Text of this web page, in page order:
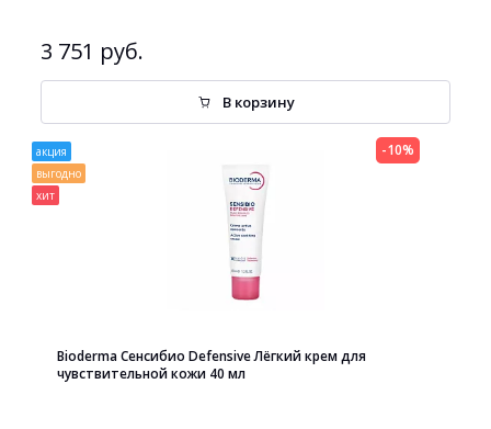
3 751 руб.
В корзину
акция
выгодно
хит
Bioderma Сенсибио Defensive Лёгкий крем для
чувствительной кожи 40 мл
-10%